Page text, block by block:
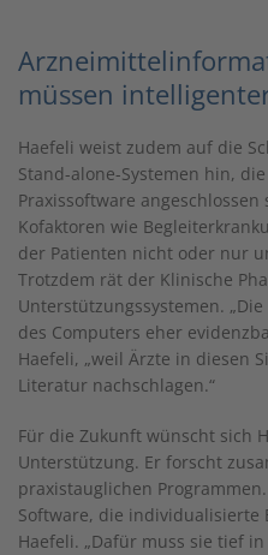
müssen
Haefeli weist zudem auf die
Stand-alone-Systemen hin,
Praxissoftware
Kofaktoren wie
der Patienten nicht oder nur
Trotzdem rät der Klinische
Unterstützungssystemen.
des Computers eher
Haefeli, „weil Ärzte in diesen
Literatur nachschlagen.“
Für die Zukunft wünscht sich
Unterstützung. Er forscht
praxistauglichen
Software, die individualisierte
Haefeli. „Dafür muss sie tief